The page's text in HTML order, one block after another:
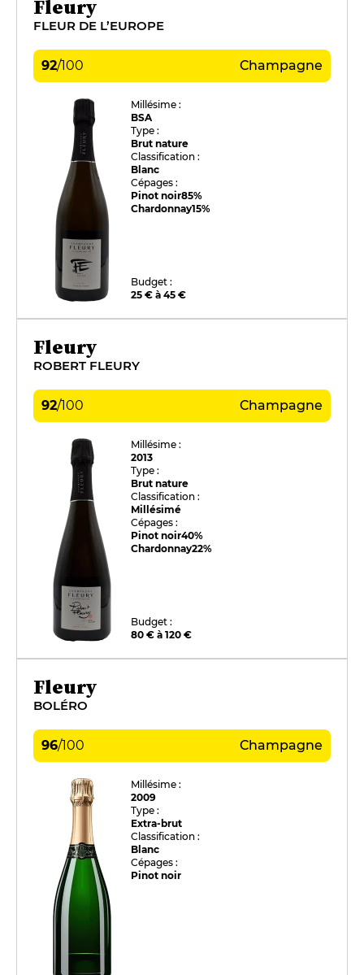
Fleury
FLEUR DE L’EUROPE
92/100 Champagne
Millésime :
BSA
Type :
Brut nature
Classification :
Blanc
Cépages :
Pinot noir85%
Chardonnay15%
Budget :
25 € à 45 €
Fleury
ROBERT FLEURY
92/100 Champagne
Millésime :
2013
Type :
Brut nature
Classification :
Millésimé
Cépages :
Pinot noir40%
Chardonnay22%
Budget :
80 € à 120 €
Fleury
BOLÉRO
96/100 Champagne
Millésime :
2009
Type :
Extra-brut
Classification :
Blanc
Cépages :
Pinot noir